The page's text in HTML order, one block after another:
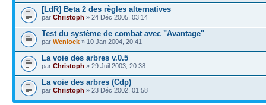
[LdR] Beta 2 des règles alternatives
par Christoph » 24 Déc 2005, 03:14
Test du système de combat avec "Avantage"
par Wenlock » 10 Jan 2004, 20:41
La voie des arbres v.0.5
par Christoph » 29 Juil 2003, 20:38
La voie des arbres (Cdp)
par Christoph » 23 Déc 2002, 01:58